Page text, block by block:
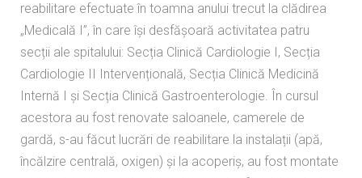
reabilitare efectuate în toamna anului trecut la clădirea
„Medicală I”, în care își desfășoară activitatea patru
secții ale spitalului: Secția Clinică Cardiologie I, Secția
Cardiologie II Intervențională, Secția Clinică Medicină
Internă I și Secția Clinică Gastroenterologie. În cursul
acestora au fost renovate saloanele, camerele de
gardă, s-au făcut lucrări de reabilitare la instalații (apă,
încălzire centrală, oxigen) și la acoperiș, au fost montate